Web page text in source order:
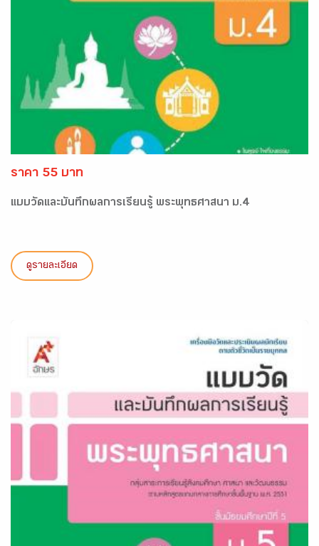
ราคา 55 บาท
แบบวัดและบันทึกผลการเรียนรู้ พระพุทธศาสนา ม.4
ดูรายละเอียด